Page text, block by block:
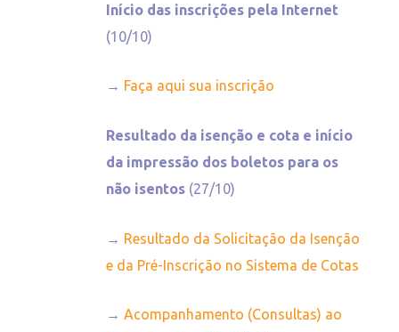
Início das inscrições pela Internet
(10/10)
→ Faça aqui sua inscrição
Resultado da isenção e cota e início
da impressão dos boletos para os
não isentos (27/10)
→ Resultado da Solicitação da Isenção
e da Pré-Inscrição no Sistema de Cotas
→ Acompanhamento (Consultas) ao